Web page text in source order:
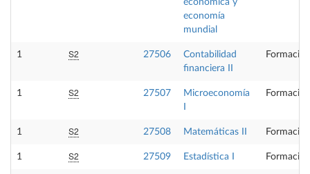
económica y
economía
mundial
1 S2 27506
Contabilidad
financiera II
1 S2 27507
Microeconomía
1 S2 27508 Matemáticas II
1 S2 27509 Estadística I